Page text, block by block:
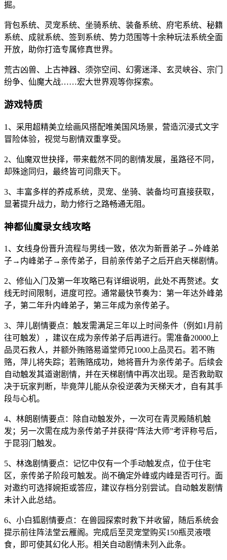
掘。
背包系统、灵宠系统、坐骑系统、装备系统、府宅系统、秘籍
系统、成就系统、签到系统、势力范围等十余种玩法系统全面
开放，助你打造专属修真世界。
荒古凶兽、上古神器、须弥空间、幻雾迷泽、玄灵峡谷、宗门
纷争、仙魔大战……宏大世界观等你探索。
游戏特质
1、采用超精美立绘画风搭配唯美国风场景，营造沉浸式文字
冒险体验，视觉与剧情双重享受。
2、仙魔双世抉择，带来截然不同的剧情发展，虽路径不同，
却殊途同归，最终皆可问鼎天下。
3、丰富多样的养成系统，灵宠、坐骑、装备均可直接获取，
显著提升战力，助力修行之路畅通无阻。
神都仙魔录女线攻略
1、女线身份晋升流程与男线一致，依次为新晋弟子→外峰弟
子→内峰弟子→亲传弟子，目前亲传弟子之后开启天梯剧情。
2、修仙入门及第一年攻略已有详细说明，此处不再赘述。女
线无时间限制，进度可控。通常最快节奏为：第一年达外峰弟
子，第二年升内峰弟子，第三年成为亲传弟子。
3、萍儿剧情要点：触发需满足三年以上时间条件（例如1月前
往可触发），建议在成为亲传弟子后再进行。需准备20000上
品灵石救人，并额外贿赂易道堂师兄1000上品灵石。若不贿
赂，萍儿将失踪；若贿赂成功，她将晋升为亲传弟子。后续会
自动触发其道谢剧情，并在天梯剧情中再次出现。是否救助取
决于玩家判断，毕竟萍儿能从杂役逆袭为天梯天才，自有其手
段与心机。
4、林朗剧情要点：除自动触发外，一次可在青灵殿随机触
发；另一次需在成为亲传弟子并获得“阵法大师”考评称号后，
于昆羽门触发。
5、林逸剧情要点：记忆中仅有一个手动触发点，位于住宅
区，亲传弟子阶段可触发。尚不确定外峰或内峰是否可行。面
对邀约可选择婉拒或答应，建议存档分别尝试。自动触发剧情
未计入此总结。
6、小白狐剧情要点：在兽园探索时救下并收留，随后系统会
提示前往阵法堂云雁阁。完成后至灵宠堂购买150瓶灵液喂
食，即可使其幻化人形。相关自动剧情未列入此条。